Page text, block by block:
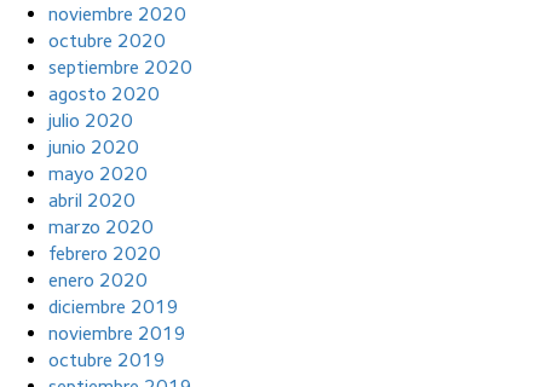
noviembre 2020
octubre 2020
septiembre 2020
agosto 2020
julio 2020
junio 2020
mayo 2020
abril 2020
marzo 2020
febrero 2020
enero 2020
diciembre 2019
noviembre 2019
octubre 2019